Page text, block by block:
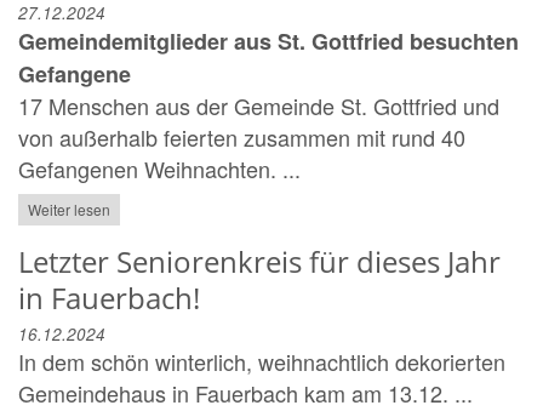
27.12.2024
Gemeindemitglieder aus St. Gottfried besuchten
Gefangene
17 Menschen aus der Gemeinde St. Gottfried und
von außerhalb feierten zusammen mit rund 40
Gefangenen Weihnachten. ...
Weiter lesen
Letzter Seniorenkreis für dieses Jahr
in Fauerbach!
16.12.2024
In dem schön winterlich, weihnachtlich dekorierten
Gemeindehaus in Fauerbach kam am 13.12. ...